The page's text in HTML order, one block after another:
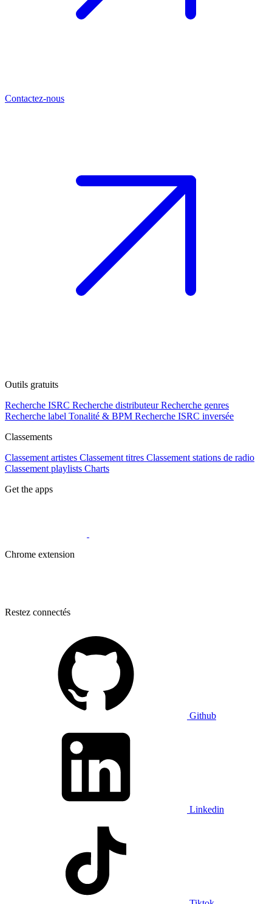
Contactez-nous
Outils gratuits
Recherche ISRC Recherche distributeur Recherche genres
Recherche label Tonalité & BPM Recherche ISRC inversée
Classements
Classement artistes Classement titres Classement stations de radio
Classement playlists Charts
Get the apps
Chrome extension
Restez connectés
Github
Linkedin